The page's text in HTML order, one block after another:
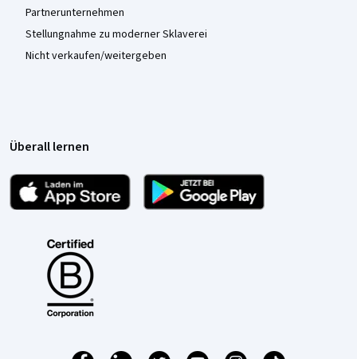
Partnerunternehmen
Stellungnahme zu moderner Sklaverei
Nicht verkaufen/weitergeben
Überall lernen